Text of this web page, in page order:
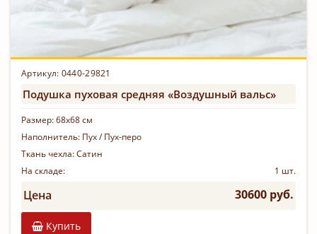
Артикул: 0440-29821
Подушка пуховая средняя «Воздушный вальс»
Размер:68х68 см
Наполнитель: Пух / Пух-перо
Ткань чехла:Сатин
На складе:
1 шт.
Цена 30600 руб.
Купить